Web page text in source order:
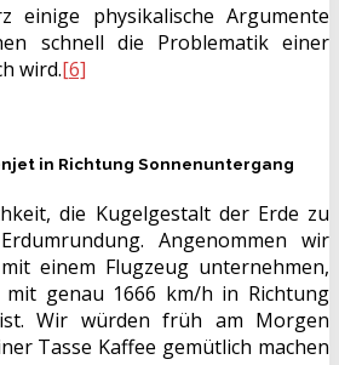
einige physikalische Argumente
schnell die Problematik einer
wird.[6]
in Richtung Sonnenuntergang
die Kugelgestalt der Erde zu
Angenommen wir
einem Flugzeug unternehmen,
mit genau 1666 km/h in Richtung
Wir würden früh am Morgen
Tasse Kaffee gemütlich machen